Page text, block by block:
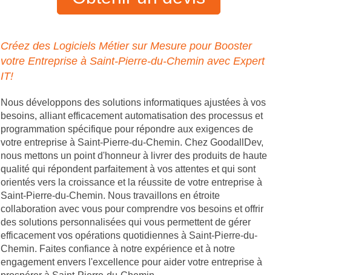
Créez des Logiciels Métier sur Mesure pour Booster
votre Entreprise à Saint-Pierre-du-Chemin avec Expert
IT!
Nous développons des solutions informatiques ajustées à vos
besoins, alliant efficacement automatisation des processus et
programmation spécifique pour répondre aux exigences de
votre entreprise à Saint-Pierre-du-Chemin. Chez GoodallDev,
nous mettons un point d'honneur à livrer des produits de haute
qualité qui répondent parfaitement à vos attentes et qui sont
orientés vers la croissance et la réussite de votre entreprise à
Saint-Pierre-du-Chemin. Nous travaillons en étroite
collaboration avec vous pour comprendre vos besoins et offrir
des solutions personnalisées qui vous permettent de gérer
efficacement vos opérations quotidiennes à Saint-Pierre-du-
Chemin. Faites confiance à notre expérience et à notre
engagement envers l'excellence pour aider votre entreprise à